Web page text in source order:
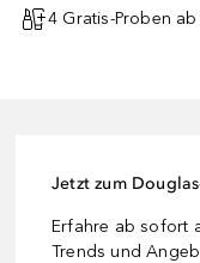
4 Gratis-Proben ab
Jetzt zum
Erfahre ab sofort
Trends und